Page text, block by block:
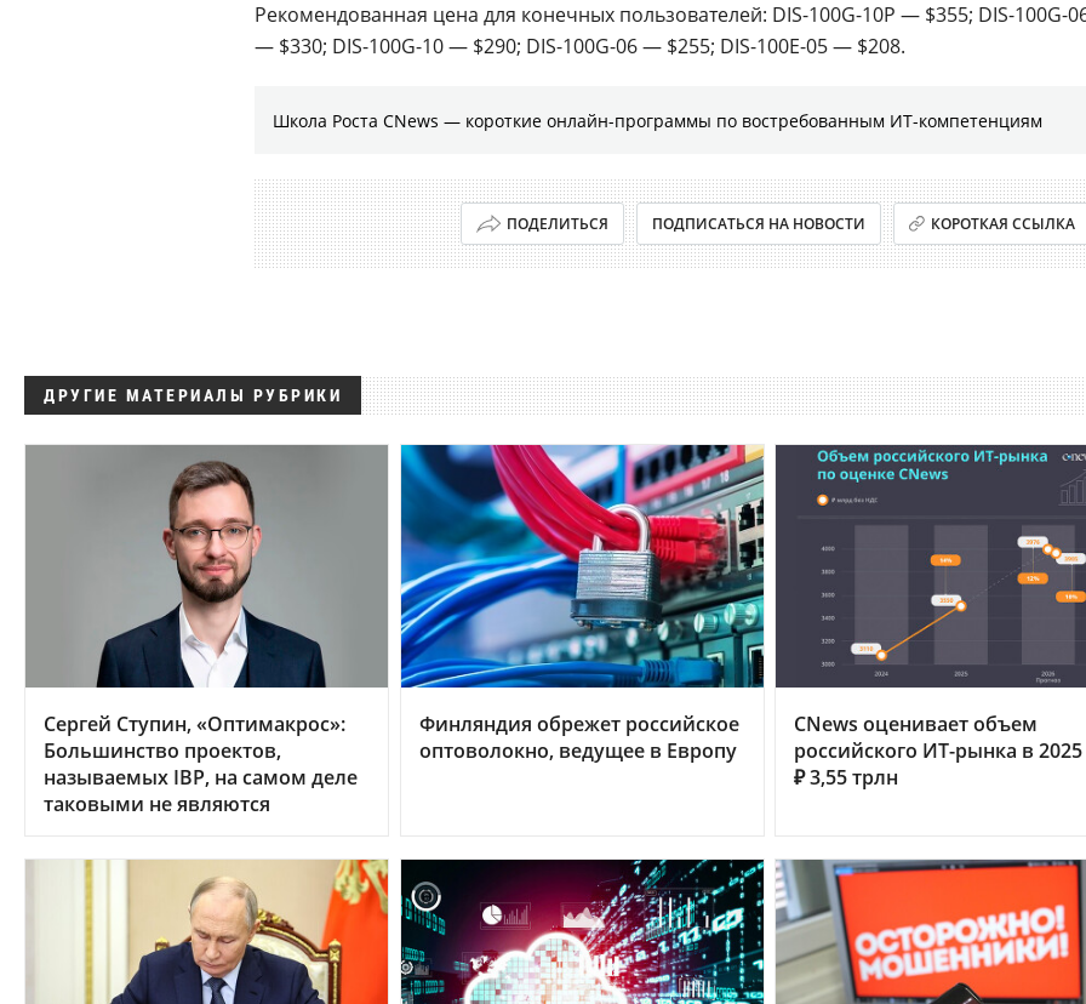
Рекомендованная цена для конечных пользователей: DIS-100G-10P — $355; DIS-100G-
— $330; DIS-100G-10 — $290; DIS-100G-06 — $255; DIS-100E-05 — $208.
Школа Роста CNews — короткие онлайн-программы по востребованным ИТ-компетенциям
ПОДЕЛИТЬСЯ ПОДПИСАТЬСЯ НА НОВОСТИ КОРОТКАЯ ССЫЛКА
ДРУГИЕ МАТЕРИАЛЫ РУБРИКИ
Сергей Ступин, «Оптимакрос»:
Большинство проектов,
называемых IBP, на самом деле
таковыми не являются
Финляндия обрежет российское
оптоволокно, ведущее в Европу
CNews оценивает объем
российского ИТ-рынка в 2025
₽ 3,55 трлн